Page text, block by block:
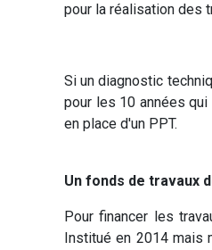
pour la réalisation des
Si un diagnostic
pour les 10 années
en place d'un PPT.
Un fonds de travaux
Pour financer les
Institué en 2014 mais